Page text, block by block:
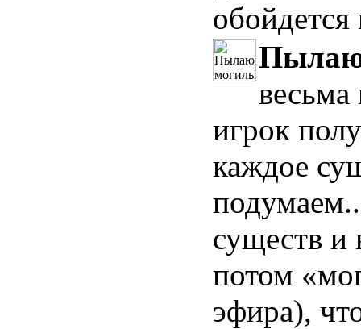
игрок
каждое
существ и
потом
эфира),